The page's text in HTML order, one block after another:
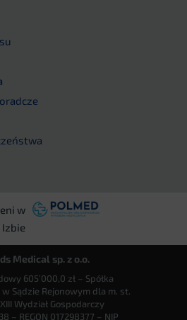
w
Izbie
Medical sp. z o.o.
605’000,0 zł – Spółka
Sądzie Rejonowym dla m. st.
Wydział Gospodarczy
– REGON 017298377 – NIP